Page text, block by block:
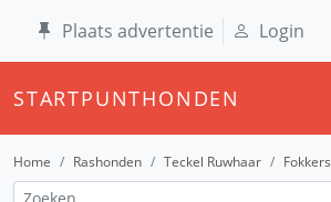
Plaats advertentie Login
STARTPUNTHONDEN
Home Rashonden Teckel Ruwhaar Fokkers